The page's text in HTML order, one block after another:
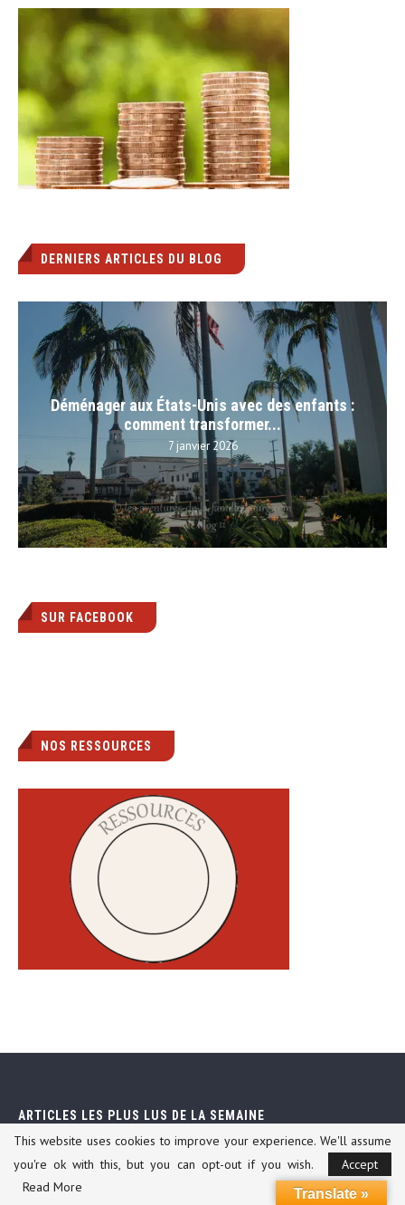
DERNIERS ARTICLES DU BLOG
Déménager aux États-Unis avec des enfants :
comment transformer...
7 janvier 2026
SUR FACEBOOK
NOS RESSOURCES
ARTICLES LES PLUS LUS DE LA SEMAINE
1 Nous avons choisi notre déménageur !
This website uses cookies to improve your experience. We'll assume
you're ok with this, but you can opt-out if you wish.
Accept
Read More
Translate »